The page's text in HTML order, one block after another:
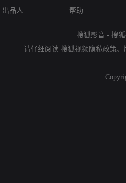
出品人
帮助
搜狐影音 - 搜
请仔细阅读 搜狐视频隐私政策、